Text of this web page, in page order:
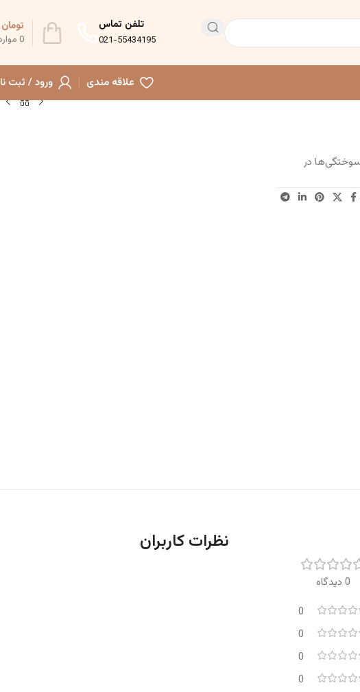
تلفن تماس
021-55434195
0
تومان
علاقه مندی
ورود / ثبت
در
نظرات کاربران
0 دیدگاه
0
0
0
0